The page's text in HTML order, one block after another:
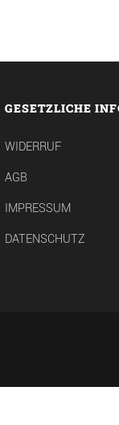
GESETZLICHE
WIDERRUF
AGB
IMPRESSUM
DATENSCHUTZ